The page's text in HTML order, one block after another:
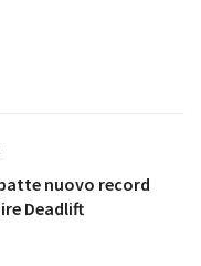
nuovo record
Deadlift